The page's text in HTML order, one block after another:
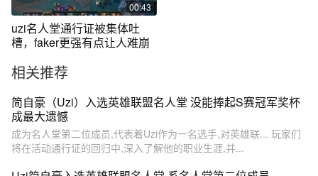
00:43
uzi名人堂通行证被集体吐
槽，faker更强有点让人难崩
相关推荐
简自豪（Uzi）入选英雄联盟名人堂 没能捧起S赛冠军奖杯
成最大遗憾
成为名人堂第二位成员,代表着Uzi作为一名选手,对英雄联... 玩家们
将在活动通行证的回归中,深入了解他的职业生涯,并...